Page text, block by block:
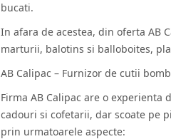
bucati.
In afara de acestea, din oferta AB
marturii, balotins si balloboites,
AB Calipac – Furnizor de cutii
Firma AB Calipac are o
cadouri si cofetarii, dar scoate pe
prin urmatoarele aspecte: